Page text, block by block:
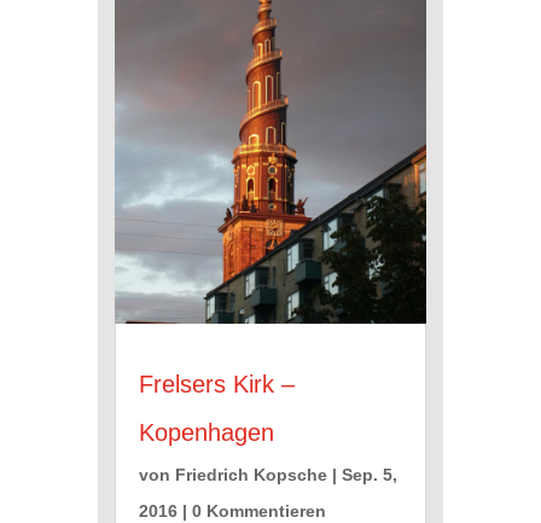
Frelsers Kirk –
Kopenhagen
von Friedrich Kopsche| Sep. 5,
2016| 0 Kommentieren